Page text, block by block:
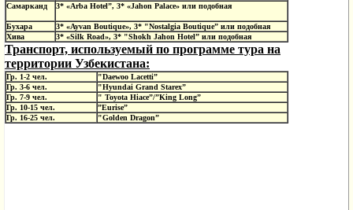
Самарканд 3* «Arba Hotel”, 3* «Jahon Palace» или подобная
Бухара
3* «Ayvan Boutique», 3* "Nostalgia Boutique” или подобная
Хива
3* «Silk Road», 3* "Shokh Jahon Hotel” или подобная
Транспорт, используемый по программе тура на
территории Узбекистана:
Гр. 1-2 чел.
"Daewoo Lacetti”
Гр. 3-6 чел.
"Hyundai Grand Starex”
Гр. 7-9 чел.
" Toyota Hiace”/”King Long”
Гр. 10-15 чел.
”Eurise”
Гр. 16-25 чел.
"Golden Dragon”